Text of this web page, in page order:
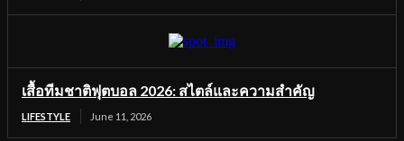
เสื้อทีมชาติฟุตบอล 2026: สไตล์และความสำคัญ
LIFESTYLE June 11, 2026